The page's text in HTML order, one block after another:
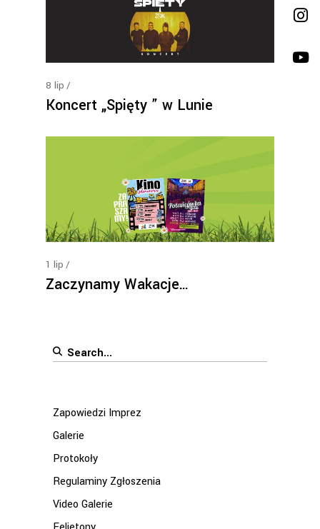
8 lip
Koncert „Spięty ” w Lunie
1 lip
Zaczynamy Wakacje…
Search
Zapowiedzi Imprez
Galerie
Protokoły
Regulaminy Zgłoszenia
Video Galerie